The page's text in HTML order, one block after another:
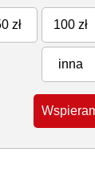
zł 100 zł
inna